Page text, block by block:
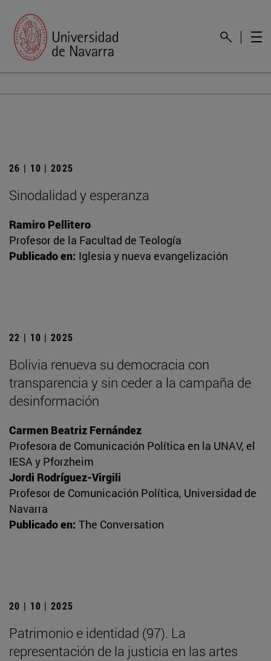
26 | 10 | 2025
Sinodalidad y esperanza
Ramiro Pellitero
Profesor de la Facultad de Teología
Publicado en: Iglesia y nueva evangelización
22 | 10 | 2025
Bolivia renueva su democracia con
transparencia y sin ceder a la campaña de
desinformación
Carmen Beatriz Fernández
Profesora de Comunicación Política en la UNAV, el
IESA y Pforzheim
Jordi Rodríguez-Virgili
Profesor de Comunicación Política, Universidad de
Navarra
Publicado en: The Conversation
20 | 10 | 2025
Patrimonio e identidad (97). La
representación de la justicia en las artes